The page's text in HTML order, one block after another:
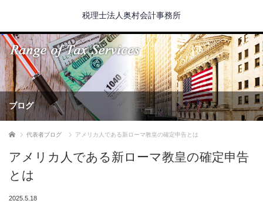
税理士法人奥村会計事務所
ブログ
ホーム 代表者ブログ アメリカ人である新ローマ教皇の確定申告とは
アメリカ人である新ローマ教皇の確定申告
とは
2025.5.18